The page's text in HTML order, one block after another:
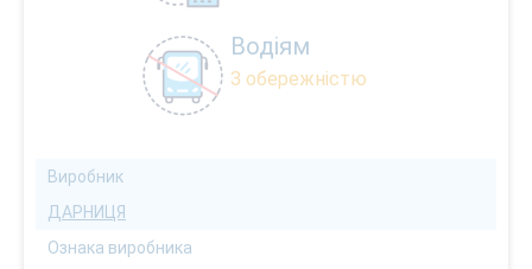
Водіям
З обережністю
Виробник
ДАРНИЦЯ
Ознака виробника